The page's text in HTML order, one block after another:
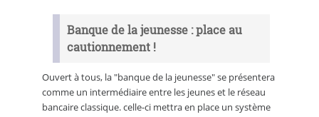
Banque de la jeunesse : place au
cautionnement !
Ouvert à tous, la "banque de la jeunesse" se présentera
comme un intermédiaire entre les jeunes et le réseau
bancaire classique. celle-ci mettra en place un système